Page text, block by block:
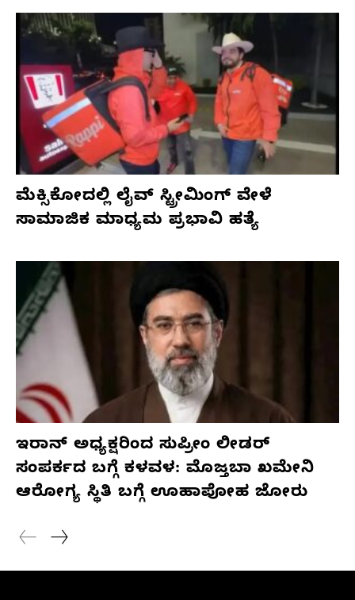
ಮೆಕ್ಸಿಕೋದಲ್ಲಿ ಲೈವ್ ಸ್ಟ್ರೀಮಿಂಗ್ ವೇಳೆ
ಸಾಮಾಜಿಕ ಮಾಧ್ಯಮ ಪ್ರಭಾವಿ ಹತ್ಯೆ
ಇರಾನ್ ಅಧ್ಯಕ್ಷರಿಂದ ಸುಪ್ರೀಂ ಲೀಡರ್
ಸಂಪರ್ಕದ ಬಗ್ಗೆ ಕಳವಳ: ಮೊಜ್ತಬಾ ಖಮೇನಿ
ಆರೋಗ್ಯ ಸ್ಥಿತಿ ಬಗ್ಗೆ ಊಹಾಪೋಹ ಜೋರು